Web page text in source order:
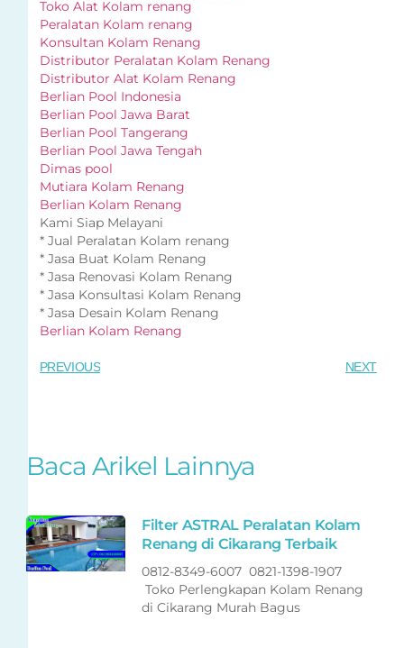
Toko Alat Kolam renang
Peralatan Kolam renang
Konsultan Kolam Renang
Distributor Peralatan Kolam Renang
Distributor Alat Kolam Renang
Berlian Pool Indonesia
Berlian Pool Jawa Barat
Berlian Pool Tangerang
Berlian Pool Jawa Tengah
Dimas pool
Mutiara Kolam Renang
Berlian Kolam Renang
Kami Siap Melayani
* Jual Peralatan Kolam renang
* Jasa Buat Kolam Renang
* Jasa Renovasi Kolam Renang
* Jasa Konsultasi Kolam Renang
* Jasa Desain Kolam Renang
Berlian Kolam Renang
PREVIOUS NEXT
Baca Arikel Lainnya
Filter ASTRAL Peralatan Kolam
Renang di Cikarang Terbaik
0812-8349-6007 0821-1398-1907
Toko Perlengkapan Kolam Renang
di Cikarang Murah Bagus